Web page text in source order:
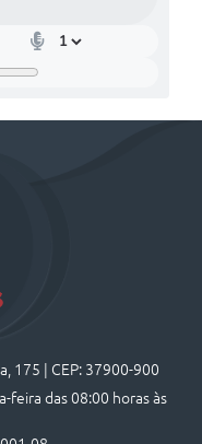
175 | CEP: 37900-900
feira das 08:00 horas às